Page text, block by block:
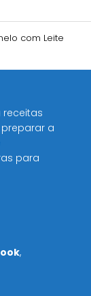
com Leite
receitas
a
para
,